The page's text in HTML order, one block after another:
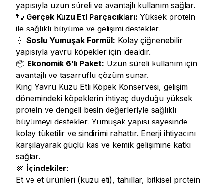
yapısıyla uzun süreli ve avantajlı kullanım sağlar.
🐑 Gerçek Kuzu Eti Parçacıkları: Yüksek protein
ile sağlıklı büyüme ve gelişimi destekler.
💧 Soslu Yumuşak Formül: Kolay çiğnenebilir
yapısıyla yavru köpekler için idealdir.
📦 Ekonomik 6’lı Paket: Uzun süreli kullanım için
avantajlı ve tasarruflu çözüm sunar.
King Yavru Kuzu Etli Köpek Konservesi, gelişim
dönemindeki köpeklerin ihtiyaç duyduğu yüksek
protein ve dengeli besin değerleriyle sağlıklı
büyümeyi destekler. Yumuşak yapısı sayesinde
kolay tüketilir ve sindirimi rahattır. Enerji ihtiyacını
karşılayarak güçlü kas ve kemik gelişimine katkı
sağlar.
🍖 İçindekiler:
Et ve et ürünleri (kuzu eti), tahıllar, bitkisel protein